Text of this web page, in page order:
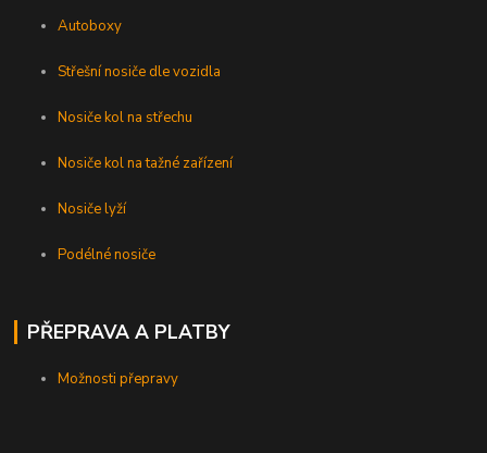
Autoboxy
Střešní nosiče dle vozidla
Nosiče kol na střechu
Nosiče kol na tažné zařízení
Nosiče lyží
Podélné nosiče
PŘEPRAVA A PLATBY
Možnosti přepravy